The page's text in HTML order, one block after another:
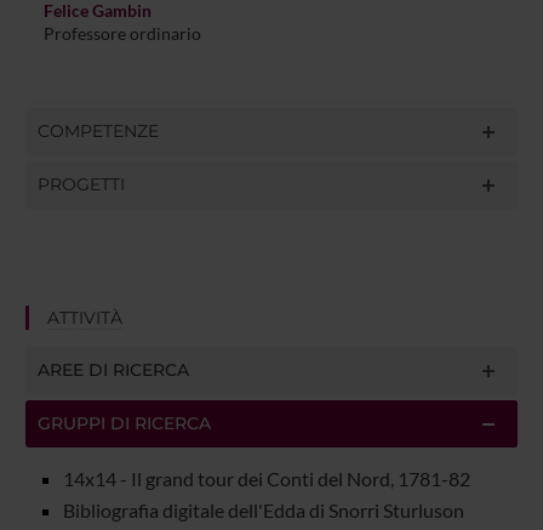
Felice Gambin
Professore ordinario
COMPETENZE
PROGETTI
ATTIVITÀ
AREE DI RICERCA
GRUPPI DI RICERCA
14x14 - Il grand tour dei Conti del Nord, 1781-82
Bibliografia digitale dell'Edda di Snorri Sturluson